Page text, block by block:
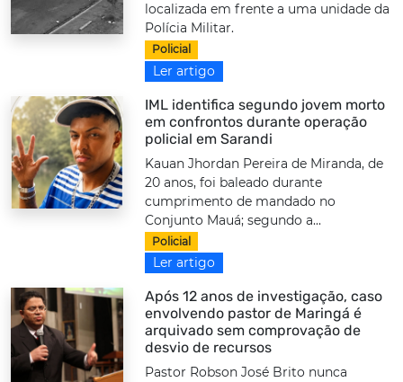
localizada em frente a uma unidade da
Polícia Militar.
Policial
Ler artigo
IML identifica segundo jovem morto
em confrontos durante operação
policial em Sarandi
Kauan Jhordan Pereira de Miranda, de
20 anos, foi baleado durante
cumprimento de mandado no
Conjunto Mauá; segundo a...
Policial
Ler artigo
Após 12 anos de investigação, caso
envolvendo pastor de Maringá é
arquivado sem comprovação de
desvio de recursos
Pastor Robson José Brito nunca